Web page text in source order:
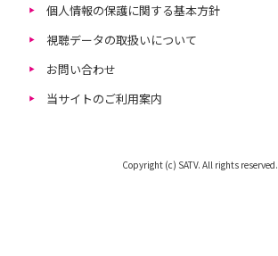
個人情報の保護に関する基本方針
視聴データの取扱いについて
お問い合わせ
当サイトのご利用案内
Copyright (c) SATV. All rights reserved.